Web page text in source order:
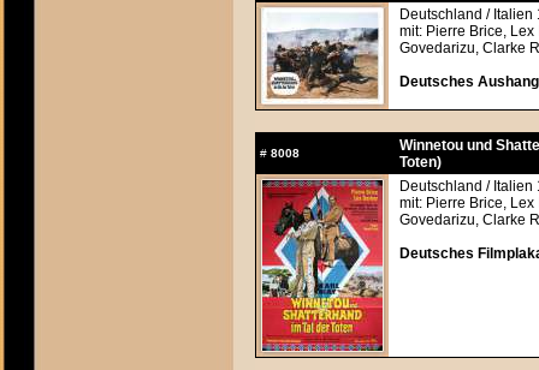
Deutschland /
mit: Pierre Brice, Lex
Govedarizu, Clarke
Deutsches
# 8008
Winnetou und
Toten)
Deutschland /
mit: Pierre Brice, Lex
Govedarizu, Clarke
Deutsches